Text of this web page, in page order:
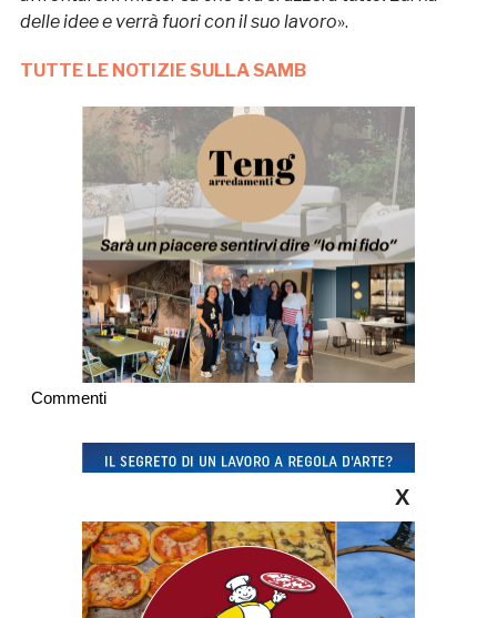
delle idee e verrà fuori con il suo lavoro».
TUTTE LE NOTIZIE SULLA SAMB
Commenti
X